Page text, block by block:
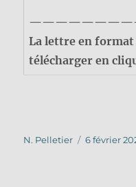
La lettre en format
télécharger en
Auteur
N. Pelletier
Publié
6 février